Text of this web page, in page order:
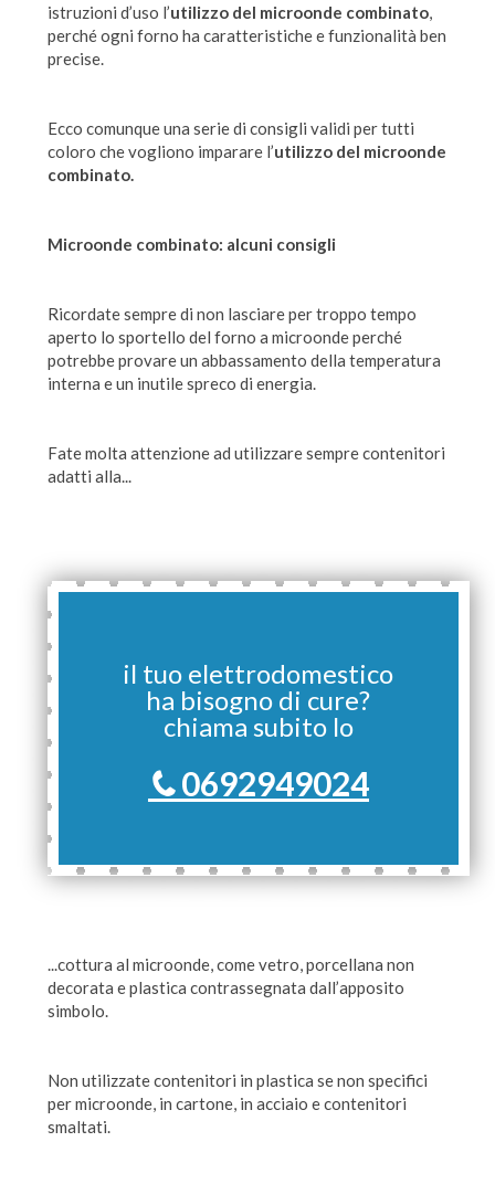
istruzioni d’uso l’utilizzo del microonde combinato,
perché ogni forno ha caratteristiche e funzionalità ben
precise.
Ecco comunque una serie di consigli validi per tutti
coloro che vogliono imparare l’utilizzo del microonde
combinato.
Microonde combinato: alcuni consigli
Ricordate sempre di non lasciare per troppo tempo
aperto lo sportello del forno a microonde perché
potrebbe provare un abbassamento della temperatura
interna e un inutile spreco di energia.
Fate molta attenzione ad utilizzare sempre contenitori
adatti alla...
il tuo elettrodomestico
ha bisogno di cure?
chiama subito lo
0692949024
...cottura al microonde, come vetro, porcellana non
decorata e plastica contrassegnata dall’apposito
simbolo.
Non utilizzate contenitori in plastica se non specifici
per microonde, in cartone, in acciaio e contenitori
smaltati.